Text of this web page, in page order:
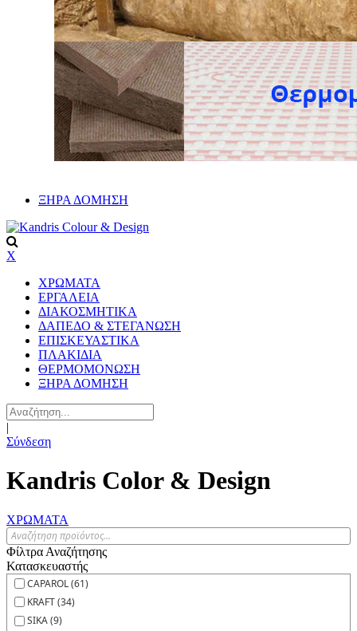
ΞΗΡΑ ΔΟΜΗΣΗ
X
ΧΡΩΜΑΤΑ
ΕΡΓΑΛΕΙΑ
ΔΙΑΚΟΣΜΗΤΙΚΑ
ΔΑΠΕΔΟ & ΣΤΕΓΑΝΩΣΗ
ΕΠΙΣΚΕΥΑΣΤΙΚΑ
ΠΛΑΚΙΔΙA
ΘΕΡΜΟΜΟΝΩΣΗ
ΞΗΡΑ ΔΟΜΗΣΗ
|
Σύνδεση
Kandris Color & Design
ΧΡΩΜΑΤΑ
Φίλτρα Αναζήτησης
Κατασκευαστής
CAPAROL (61)
KRAFT (34)
SIKA (9)